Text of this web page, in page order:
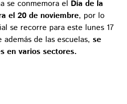
se conmemora el Día de la
el 20 de noviembre, por lo
se recorre para este lunes 17
de las escuelas, se
en varios sectores.